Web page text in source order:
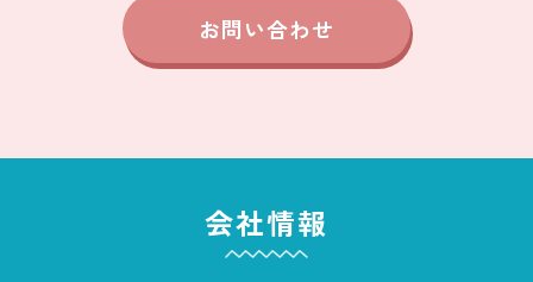
お問い合わせ
会社情報